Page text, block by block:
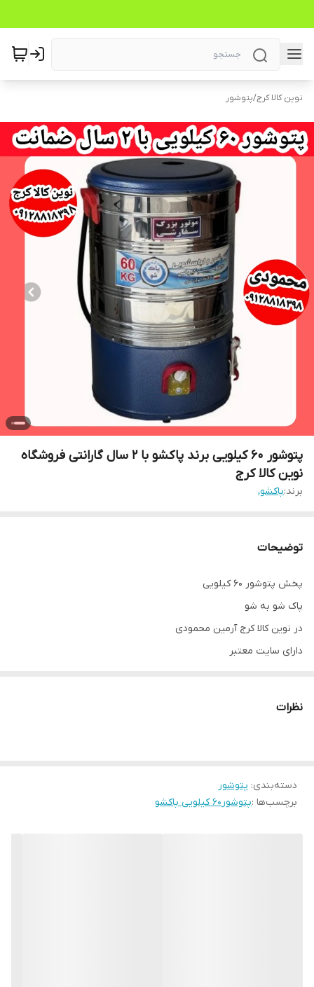
نوین کالا کرج/پتوشور
پتوشور 60 کیلویی برند پاکشو با 2 سال گارانتی فروشگاه
نوین کالا کرج
برند:پاکشو،
توضیحات
پخش پتوشور ۶۰ کیلویی
پاک شو به شو
در نوین کالا کرج آرمین محمودی
دارای سایت معتبر
https://Instagram.com/_u/novinkala_karaj
نظرات
دسته‌بندی: پتوشور
برچسب‌ها :پتوشور60 کیلویی پاکشو